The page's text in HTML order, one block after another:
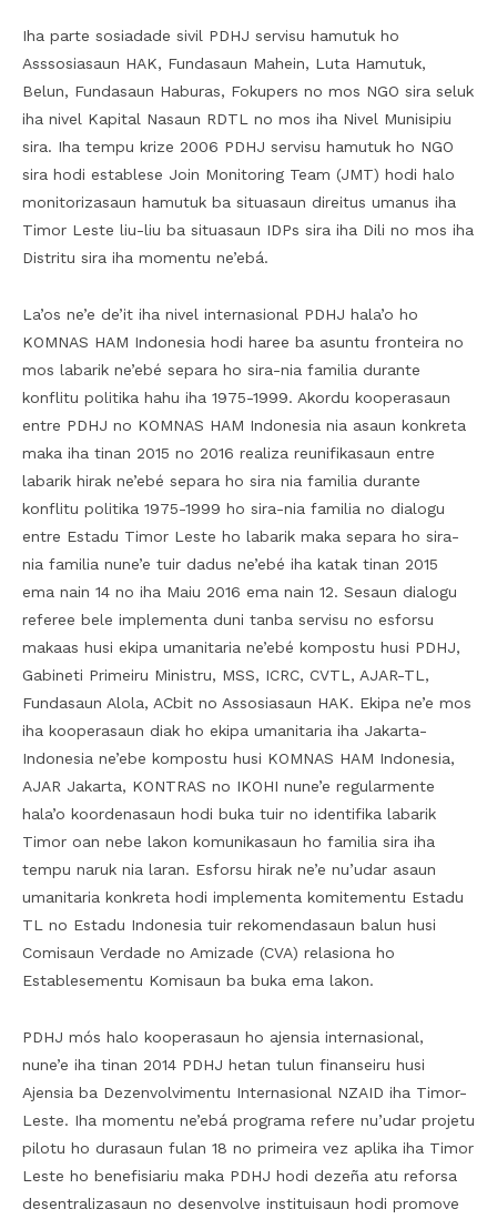
Iha parte sosiadade sivil PDHJ servisu hamutuk ho
Asssosiasaun HAK, Fundasaun Mahein, Luta Hamutuk,
Belun, Fundasaun Haburas, Fokupers no mos NGO sira seluk
iha nivel Kapital Nasaun RDTL no mos iha Nivel Munisipiu
sira. Iha tempu krize 2006 PDHJ servisu hamutuk ho NGO
sira hodi establese Join Monitoring Team (JMT) hodi halo
monitorizasaun hamutuk ba situasaun direitus umanus iha
Timor Leste liu-liu ba situasaun IDPs sira iha Dili no mos iha
Distritu sira iha momentu ne’ebá.
La’os ne’e de’it iha nivel internasional PDHJ hala’o ho
KOMNAS HAM Indonesia hodi haree ba asuntu fronteira no
mos labarik ne’ebé separa ho sira-nia familia durante
konflitu politika hahu iha 1975-1999. Akordu kooperasaun
entre PDHJ no KOMNAS HAM Indonesia nia asaun konkreta
maka iha tinan 2015 no 2016 realiza reunifikasaun entre
labarik hirak ne’ebé separa ho sira nia familia durante
konflitu politika 1975-1999 ho sira-nia familia no dialogu
entre Estadu Timor Leste ho labarik maka separa ho sira-
nia familia nune’e tuir dadus ne’ebé iha katak tinan 2015
ema nain 14 no iha Maiu 2016 ema nain 12. Sesaun dialogu
referee bele implementa duni tanba servisu no esforsu
makaas husi ekipa umanitaria ne’ebé kompostu husi PDHJ,
Gabineti Primeiru Ministru, MSS, ICRC, CVTL, AJAR-TL,
Fundasaun Alola, ACbit no Assosiasaun HAK. Ekipa ne’e mos
iha kooperasaun diak ho ekipa umanitaria iha Jakarta-
Indonesia ne’ebe kompostu husi KOMNAS HAM Indonesia,
AJAR Jakarta, KONTRAS no IKOHI nune’e regularmente
hala’o koordenasaun hodi buka tuir no identifika labarik
Timor oan nebe lakon komunikasaun ho familia sira iha
tempu naruk nia laran. Esforsu hirak ne’e nu’udar asaun
umanitaria konkreta hodi implementa komitementu Estadu
TL no Estadu Indonesia tuir rekomendasaun balun husi
Comisaun Verdade no Amizade (CVA) relasiona ho
Establesementu Komisaun ba buka ema lakon.
PDHJ mós halo kooperasaun ho ajensia internasional,
nune’e iha tinan 2014 PDHJ hetan tulun finanseiru husi
Ajensia ba Dezenvolvimentu Internasional NZAID iha Timor-
Leste. Iha momentu ne’ebá programa refere nu’udar projetu
pilotu ho durasaun fulan 18 no primeira vez aplika iha Timor
Leste ho benefisiariu maka PDHJ hodi dezeña atu reforsa
desentralizasaun no desenvolve instituisaun hodi promove